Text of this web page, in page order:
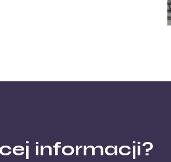
informacji?